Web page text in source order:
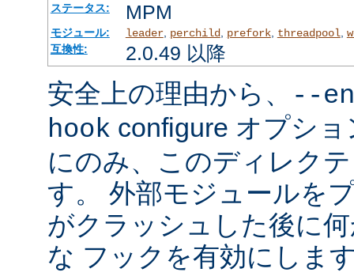
ステータス: MPM
モジュール: leader, perchild, prefork, threadpool
互換性:
2.0.49 以降
安全上の理由から、
--
hook configure オプシ
にのみ、このディレク
す。 外部モジュールを
がクラッシュした後に
な フックを有効にしま